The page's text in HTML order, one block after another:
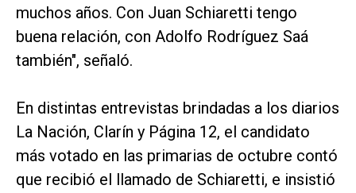
muchos años. Con Juan Schiaretti tengo
buena relación, con Adolfo Rodríguez Saá
también", señaló.
En distintas entrevistas brindadas a los diarios
La Nación, Clarín y Página 12, el candidato
más votado en las primarias de octubre contó
que recibió el llamado de Schiaretti, e insistió